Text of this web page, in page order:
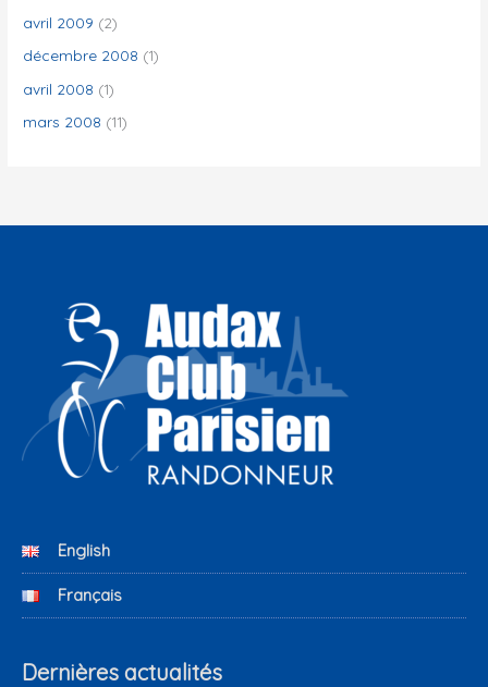
avril 2009 (2)
décembre 2008 (1)
avril 2008 (1)
mars 2008 (11)
English
Français
Dernières actualités